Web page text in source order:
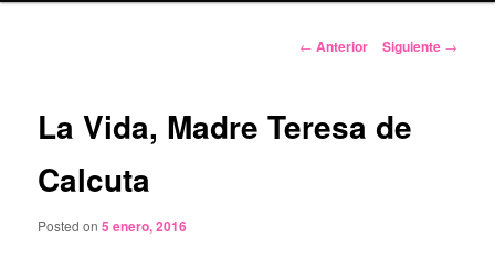
Navegación
← Anterior Siguiente →
La Vida, Madre Teresa de
Calcuta
Posted on5 enero, 2016